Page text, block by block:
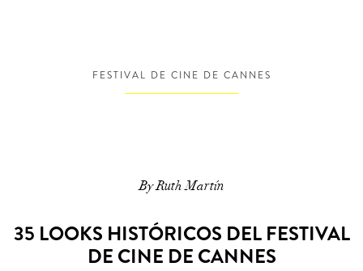
FESTIVAL DE CINE DE CANNES
By Ruth Martín
35 LOOKS HISTÓRICOS DEL FESTIVAL
DE CINE DE CANNES